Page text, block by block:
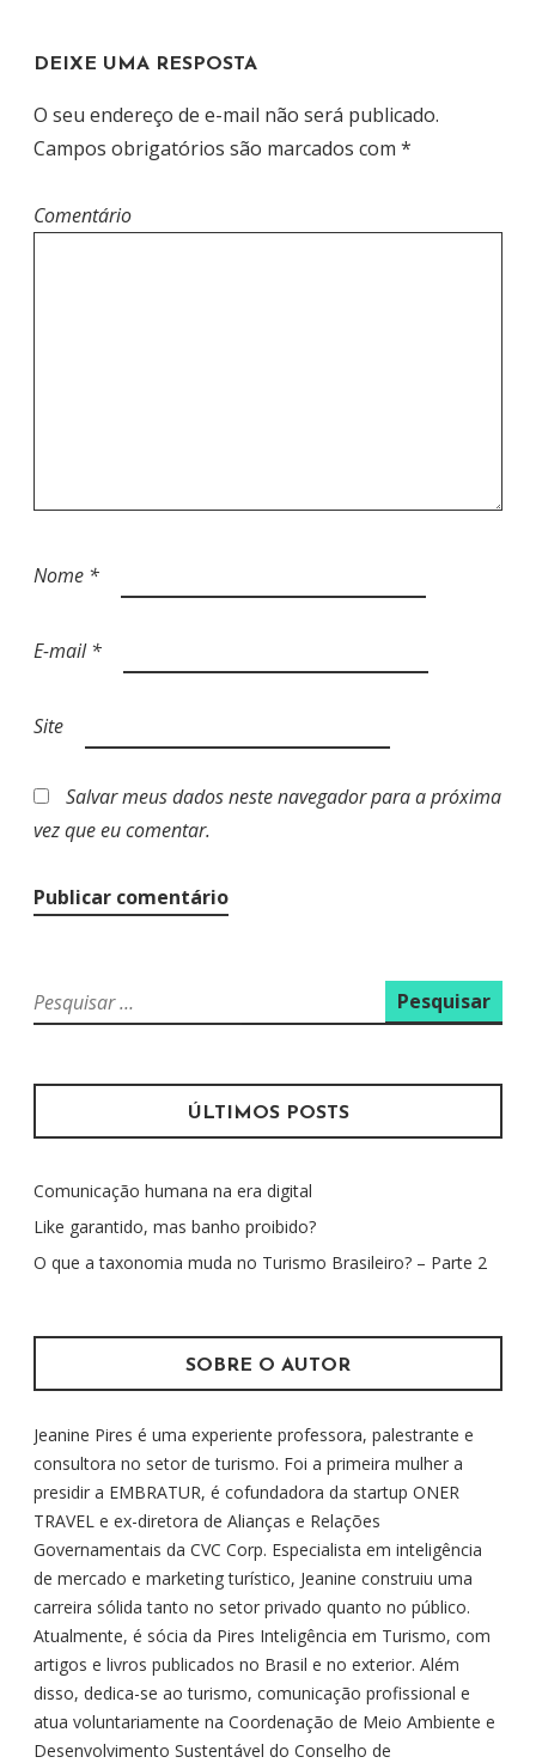
DEIXE UMA RESPOSTA
O seu endereço de e-mail não será publicado.
Campos obrigatórios são marcados com *
Comentário
Nome *
E-mail*
Site
Salvar meus dados neste navegador para a próxima
vez que eu comentar.
P
e
q
i
a
r
p
:
ÚLTIMOS POSTS
Comunicação humana na era digital
Like garantido, mas banho proibido?
O que a taxonomia muda no Turismo Brasileiro? – Parte 2
SOBRE O AUTOR
Jeanine Pires é uma experiente professora, palestrante e
consultora no setor de turismo. Foi a primeira mulher a
presidir a EMBRATUR, é cofundadora da startup ONER
TRAVEL e ex-diretora de Alianças e Relações
Governamentais da CVC Corp. Especialista em inteligência
de mercado e marketing turístico, Jeanine construiu uma
carreira sólida tanto no setor privado quanto no público.
Atualmente, é sócia da Pires Inteligência em Turismo, com
artigos e livros publicados no Brasil e no exterior. Além
disso, dedica-se ao turismo, comunicação profissional e
atua voluntariamente na Coordenação de Meio Ambiente e
Desenvolvimento Sustentável do Conselho de